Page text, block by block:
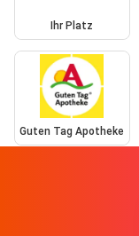
Ihr Platz
Guten Tag Apotheke